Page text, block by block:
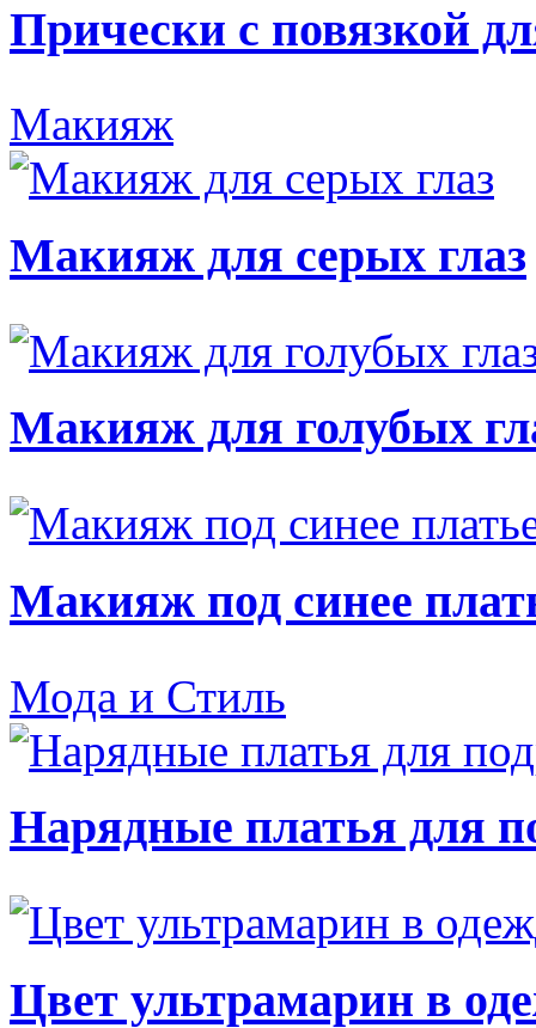
Прически с повязкой
Макияж
Макияж для серых глаз
Макияж для голубых
Макияж под синее
Мода и Стиль
Нарядные платья для
Цвет ультрамарин в